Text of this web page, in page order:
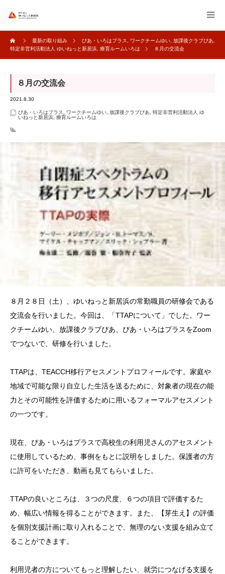
最新の取り組み ぴあ・いろはプラス ワークチームゆい 放課後クラブぴあ
特定非営利活動法人 ゆいねっと新居浜 療育ルームいろは ８月の交流会
８月の交流会
2021.8.30
ぴあ・いろはプラス ワークチームゆい 放課後クラブぴあ
特定非営利活動法人 ゆ
いねっと新居浜 療育ルームいろは
８月２８日（土）、ゆいねっと新居浜の常勤職員の研修会である
交流会を行いました。今回は、「TTAPについて」でした。ワー
クチームゆい、放課後クラブぴあ、ぴあ・いろはプラスをZoom
でつないで、研修を行いました。
TTAPは、TEACCH移行アセスメントプロフィールです。家庭や
地域で可能な限り自立した生活を送るために、対象者の現在の能
力とその可能性を評価するために用いるフォーマルアセスメント
の一つです。
現在、ぴあ・いろはプラスで高校生の利用児さんのアセスメント
に使用しているため、事例をもとに説明をしました。保護者の方
に許可をいただき、動画も見てもらいました。
TTAPの良いところは、３つの尺度、６つの項目で評価するた
め、幅広い情報を得ることができます。また、【芽生え】の評価
を個別支援計画に取り入れることで、無理のない支援を組み立て
ることができます。
利用児者の方についてもっと理解したい、就労につなげる支援を